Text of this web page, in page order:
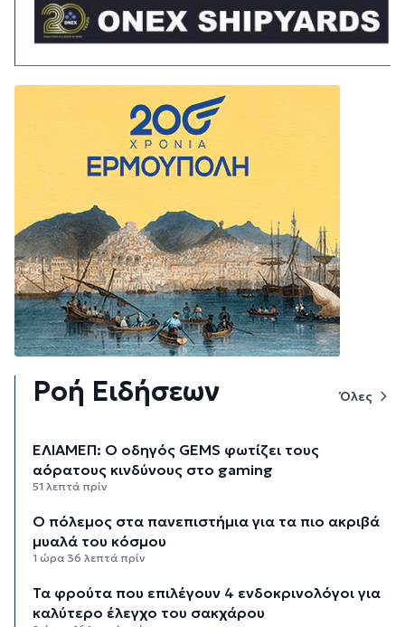
Ροή Ειδήσεων Όλες
ΕΛΙΑΜΕΠ: Ο οδηγός GEMS φωτίζει τους
αόρατους κινδύνους στο gaming
51 λεπτά πρίν
Ο πόλεμος στα πανεπιστήμια για τα πιο ακριβά
μυαλά του κόσμου
1 ώρα 36 λεπτά πρίν
Τα φρούτα που επιλέγουν 4 ενδοκρινολόγοι για
καλύτερο έλεγχο του σακχάρου